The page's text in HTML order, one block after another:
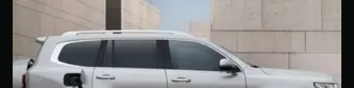
TANK Финансы
Корпоративным клиентам
TANK ФИНАНСЫ
Сервис
Специальные предложения
Моторные масла